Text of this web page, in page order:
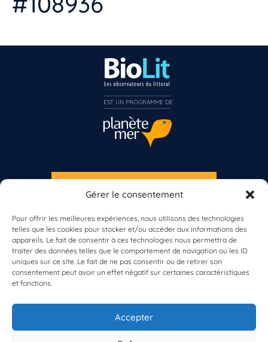
Gérer le consentement
Pour offrir les meilleures expériences, nous utilisons des technologies
telles que les cookies pour stocker et/ou accéder aux informations des
appareils. Le fait de consentir à ces technologies nous permettra de
traiter des données telles que le comportement de navigation ou les ID
uniques sur ce site. Le fait de ne pas consentir ou de retirer son
consentement peut avoir un effet négatif sur certaines caractéristiques
et fonctions.
Accepter
À propos de BioLit
Vos données d'observation
Ressources
Résultats du programme
S'INSCRIRE À LA NEWSLETTER
Vous n’êtes pas encore inscrit à Biolit ?
Inscrivez-vous dès maintenant